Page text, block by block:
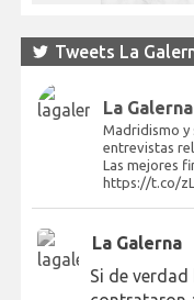
Tweets La
La Galerna
Madridismo y
entrevistas
Las mejores
https://t.co/
La Galerna
Si de